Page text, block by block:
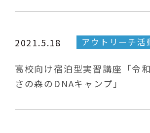
2021.5.18 アウトリーチ活
高校向け宿泊型実習講座「令
さの森のDNAキャンプ」